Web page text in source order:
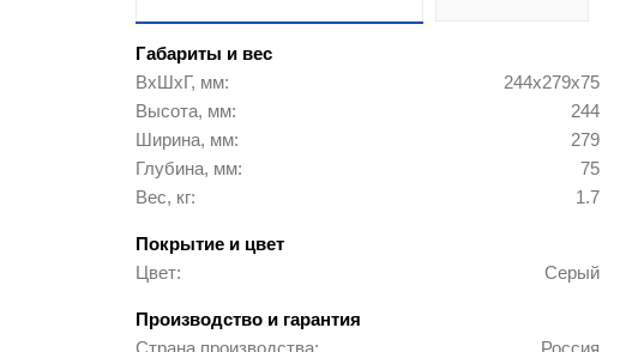
Инструменты
Оборудование для склада
Габариты и вес
ВхШхГ, мм
244х279х75
Высота, мм
244
Ширина, мм
279
Глубина, мм
75
Вес, кг
1.7
Покрытие и цвет
Цвет
Серый
Производство и гарантия